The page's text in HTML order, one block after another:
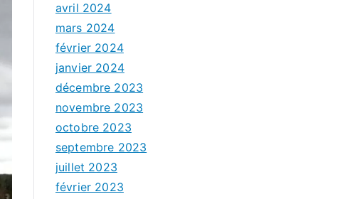
avril 2024
mars 2024
février 2024
janvier 2024
décembre 2023
novembre 2023
octobre 2023
septembre 2023
juillet 2023
février 2023